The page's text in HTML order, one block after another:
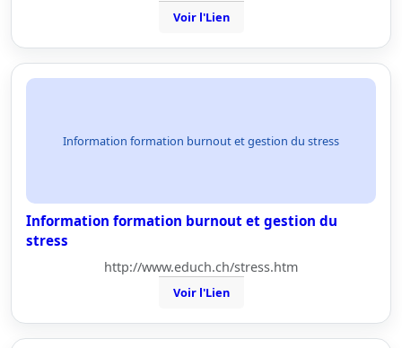
Voir l'Lien
Information formation burnout et gestion du stress
Information formation burnout et gestion du
stress
http://www.educh.ch/stress.htm
Voir l'Lien